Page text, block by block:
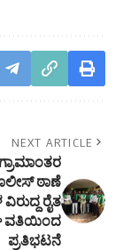
NEXT ARTICLE
ಠಾಣೆ
ರೈತ
ವತಿಯಿಂದ
ಪ್ರತಿಭಟನೆ